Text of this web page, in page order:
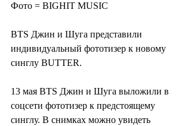
Фото = BIGHIT MUSIC
BTS Джин и Шуга представили
индивидуальный фототизер к новому
синглу BUTTER.
13 мая BTS Джин и Шуга выложили в
соцсети фототизер к предстоящему
синглу. В снимках можно увидеть